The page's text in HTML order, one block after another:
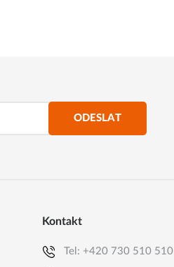
ODESLAT
Kontakt
Tel: +420 730 510 510